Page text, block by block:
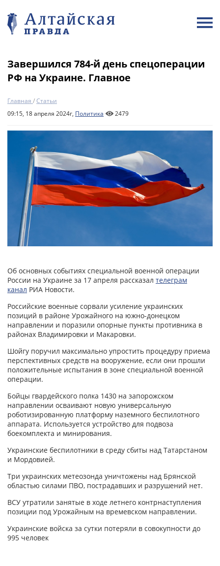
Завершился 784-й день спецоперации
РФ на Украине. Главное
Главная /Статьи
09:15, 18 апреля 2024г, Политика 2479
Об основных событиях специальной военной операции
России на Украине за 17 апреля рассказал телеграм
канал РИА Новости.
Российские военные сорвали усиление украинских
позиций в районе Урожайного на южно-донецком
направлении и поразили опорные пункты противника в
районах Владимировки и Макаровки.
Шойгу поручил максимально упростить процедуру приема
перспективных средств на вооружение, если они прошли
положительные испытания в зоне специальной военной
операции.
Бойцы гвардейского полка 1430 на запорожском
направлении осваивают новую универсальную
роботизированную платформу наземного беспилотного
аппарата. Используется устройство для подвоза
боекомплекта и минирования.
Украинские беспилотники в среду сбиты над Татарстаном
и Мордовией.
Три украинских метеозонда уничтожены над Брянской
областью силами ПВО, пострадавших и разрушений нет.
ВСУ утратили занятые в ходе летнего контрнаступления
позиции под Урожайным на времевском направлении.
Украинские войска за сутки потеряли в совокупности до
995 человек